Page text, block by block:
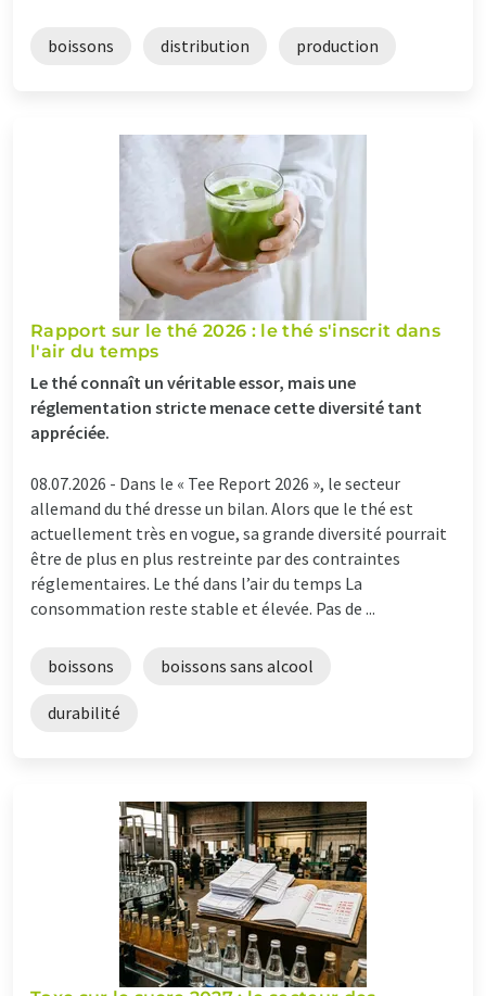
boissons distribution production
Rapport sur le thé 2026 : le thé s'inscrit dans
l'air du temps
Le thé connaît un véritable essor, mais une
réglementation stricte menace cette diversité tant
appréciée.
08.07.2026 - Dans le « Tee Report 2026 », le secteur
allemand du thé dresse un bilan. Alors que le thé est
actuellement très en vogue, sa grande diversité pourrait
être de plus en plus restreinte par des contraintes
réglementaires. Le thé dans l’air du temps La
consommation reste stable et élevée. Pas de ...
boissons boissons sans alcool
durabilité